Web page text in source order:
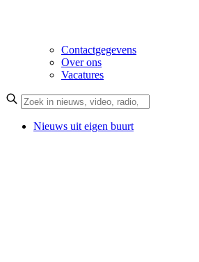
Contactgegevens
Over ons
Vacatures
Nieuws uit eigen buurt